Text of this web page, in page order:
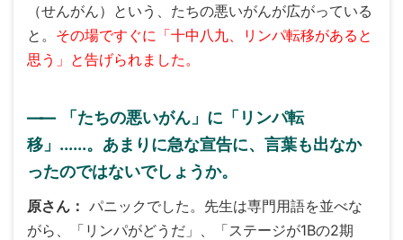
（せんがん）という、たちの悪いがんが広がっている
と。 その場ですぐに「十中八九、リンパ転移があると
思う」と告げられました。
――
「たちの悪いがん」に「リンパ転
移」......。あまりに急な宣告に、言葉も出なか
ったのではないでしょうか。
原さん
パニックでした。先生は専門用語を並べな
がら、「リンパがどうだ」、「ステージが1Bの2期